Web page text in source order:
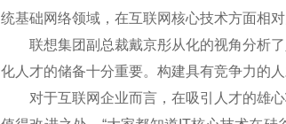
统基础网络领域，在互联网核心技术方面相
联想集团副总裁戴京彤从化的视角分析了
化人才的储备十分重要。构建具有竞争力的人
对于互联网企业而言，在吸引人才的雄心